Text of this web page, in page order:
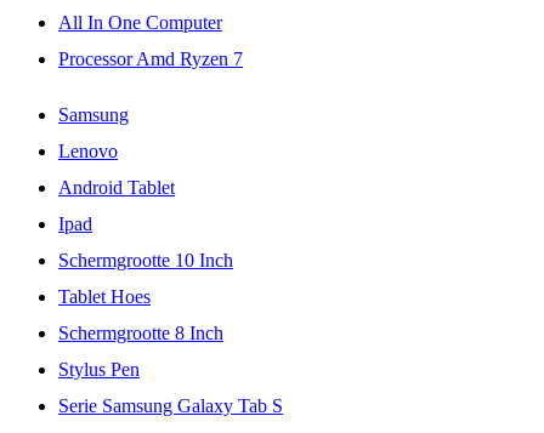
All In One Computer
Processor Amd Ryzen 7
Samsung
Lenovo
Android Tablet
Ipad
Schermgrootte 10 Inch
Tablet Hoes
Schermgrootte 8 Inch
Stylus Pen
Serie Samsung Galaxy Tab S